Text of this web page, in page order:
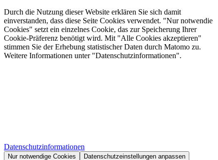
Durch die Nutzung dieser Website erklären Sie sich damit
einverstanden, dass diese Seite Cookies verwendet. "Nur notwendie
Cookies" setzt ein einzelnes Cookie, das zur Speicherung Ihrer
Cookie-Präferenz benötigt wird. Mit "Alle Cookies akzeptieren"
stimmen Sie der Erhebung statistischer Daten durch Matomo zu.
Weitere Informationen unter "Datenschutzinformationen".
Datenschutzinformationen
Nur notwendige Cookies
Datenschutzeinstellungen anpassen